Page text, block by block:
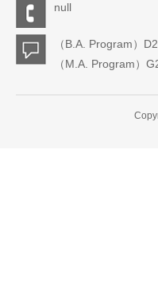
null
（B.A. Program）
（M.A. Program）